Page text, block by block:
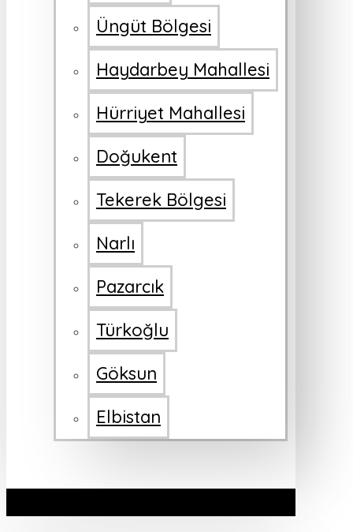
Üngüt Bölgesi
Haydarbey Mahallesi
Hürriyet Mahallesi
Doğukent
Tekerek Bölgesi
Narlı
Pazarcık
Türkoğlu
Göksun
Elbistan